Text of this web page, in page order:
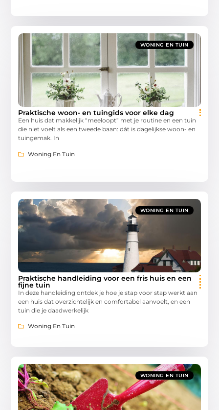
WONING EN TUIN
Praktische woon- en tuingids voor elke dag
Een huis dat makkelijk “meeloopt” met je routine en een tuin
die niet voelt als een tweede baan: dát is dagelijkse woon- en
tuingemak. In
Woning En Tuin
WONING EN TUIN
Praktische handleiding voor een fris huis en een
fijne tuin
In deze handleiding ontdek je hoe je stap voor stap werkt aan
een huis dat overzichtelijk en comfortabel aanvoelt, en een
tuin die je daadwerkelijk
Woning En Tuin
WONING EN TUIN